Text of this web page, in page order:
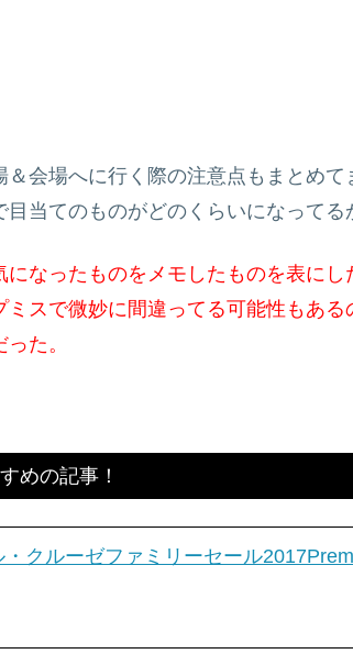
会場へに行く際の注意点もまとめ
当てのものがどのくらいになってる
なったものをメモしたものを表に
ミスで微妙に間違ってる可能性もあ
た。
めの記事！
クルーゼファミリーセール